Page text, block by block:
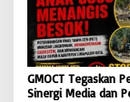
GMOCT Tegaskan
Sinergi Media dan